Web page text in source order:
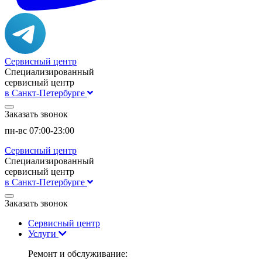
Сервисный центр
Специализированный
сервисный центр
в Санкт-Петербурге
Заказать звонок
пн-вс 07:00-23:00
Сервисный центр
Специализированный
сервисный центр
в Санкт-Петербурге
Заказать звонок
Сервисный центр
Услуги
Ремонт и обслуживание: